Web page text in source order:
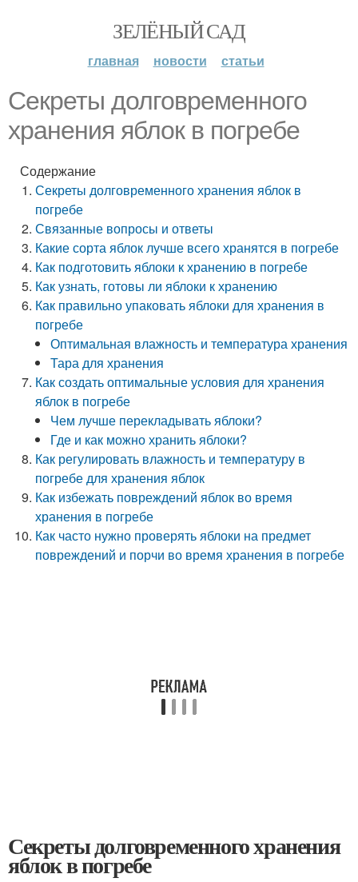
ЗЕЛЁНЫЙ САД
главная новости статьи
Секреты долговременного
хранения яблок в погребе
Содержание
Секреты долговременного хранения яблок в
погребе
Связанные вопросы и ответы
Какие сорта яблок лучше всего хранятся в погребе
Как подготовить яблоки к хранению в погребе
Как узнать, готовы ли яблоки к хранению
Как правильно упаковать яблоки для хранения в
погребе
Оптимальная влажность и температура хранения
Тара для хранения
Как создать оптимальные условия для хранения
яблок в погребе
Чем лучше перекладывать яблоки?
Где и как можно хранить яблоки?
Как регулировать влажность и температуру в
погребе для хранения яблок
Как избежать повреждений яблок во время
хранения в погребе
Как часто нужно проверять яблоки на предмет
повреждений и порчи во время хранения в погребе
Секреты долговременного хранения
яблок в погребе